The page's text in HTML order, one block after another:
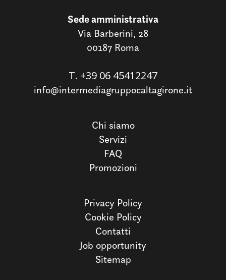
Sede amministrativa
Via Barberini, 28
00187 Roma
T. +39 06 45412247
info@intermediagruppocaltagirone.it
Chi siamo
Servizi
FAQ
Promozioni
Privacy Policy
Cookie Policy
Contatti
Job opportunity
Sitemap